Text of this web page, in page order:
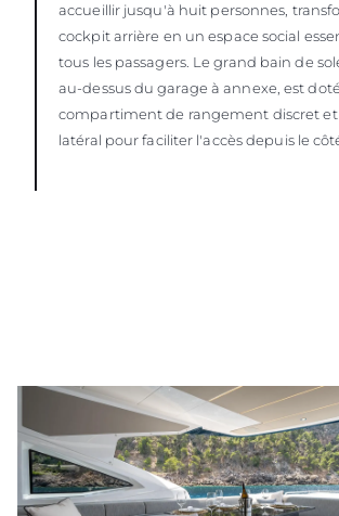
accueillir jusqu'à huit personnes,
cockpit arrière en un espace social
tous les passagers. Le grand bain de
au-dessus du garage à annexe, est
compartiment de rangement discret et
latéral pour faciliter l'accès depuis le